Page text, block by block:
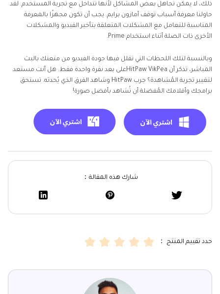
ذلك، لا يمكن تجاهل بعض المشاكل لأنها تتداخل مع تجربة المستخدم. لقد
حاولنا معرفة أسباب توقف أمازون برايم. يجب أن تكون مجهزًا بالمعرفة
المناسبة للتعامل مع المشكلات المتعلقة بتأخير الفيديو والمشكلات
الأخرى ذات الصلة أثناء استخدام Prime.
وبالنسبة لتلك اللحظات التي تقلل فيها جودة الفيديو من متعتك بالبث
المباشر، تذكر أن HitPaw VikPeaعلى بعد نقرة واحدة فقط. هل أنت مستعد
لتغيير تجربة المُشاهدة؟ جرب HitPaw وشاهد الفرق الذي يُحدثه. تستحق
برامجك وأفلامك المُفضلة أن تُشاهد بأفضل صورة!
شارك هذه المقالة：
حدد تقييم المنتج ：